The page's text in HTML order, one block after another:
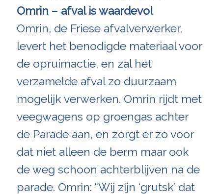
Omrin – afval is waardevol
Omrin, de Friese afvalverwerker,
levert het benodigde materiaal voor
de opruimactie, en zal het
verzamelde afval zo duurzaam
mogelijk verwerken. Omrin rijdt met
veegwagens op groengas achter
de Parade aan, en zorgt er zo voor
dat niet alleen de berm maar ook
de weg schoon achterblijven na de
parade. Omrin: “Wij zijn ‘grutsk’ dat